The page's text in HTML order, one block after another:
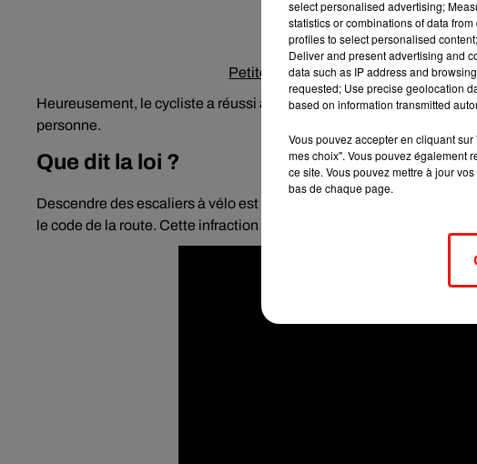
Petite frayeur pendant un downhill
Heureusement, le cycliste a réussi à esquiver les quatre personnes
personne.
Que dit la loi ?
Descendre des escaliers à vélo est une activité dangereuse et
le code de la route. Cette infraction peut entraîner une amende.
select personalised advertising;
statistics or combinations of data
profiles to select personalised
Deliver and present advertising and
data such as IP address and
requested; Use precise geolocation
based on information transmitted
Vous pouvez accepter en cliquant
mes choix". Vous pouvez également
ce site. Vous pouvez mettre à jour
bas de chaque page.